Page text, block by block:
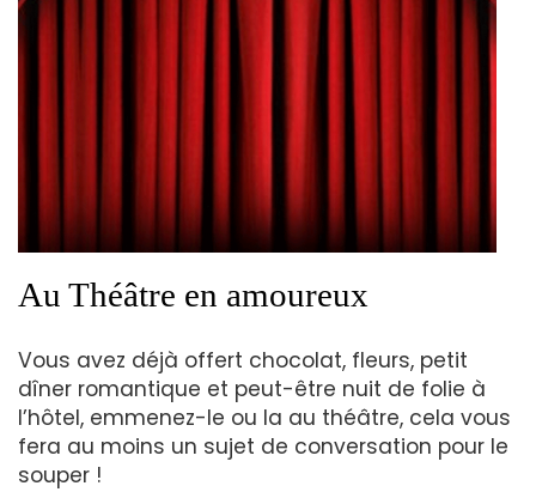
Au Théâtre en amoureux
Vous avez déjà offert chocolat, fleurs, petit
dîner romantique et peut-être nuit de folie à
l’hôtel, emmenez-le ou la au théâtre, cela vous
fera au moins un sujet de conversation pour le
souper !